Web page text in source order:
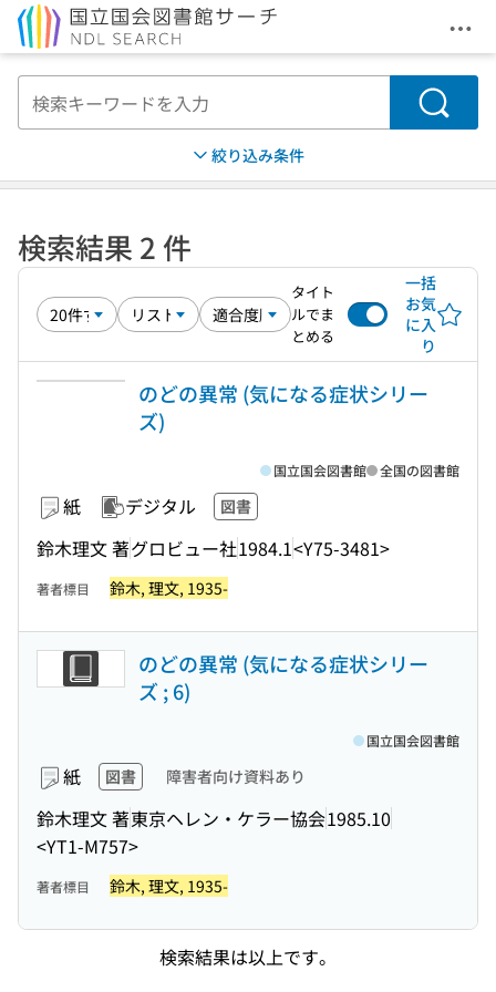
メ
検索
絞り込み条件
検索結果 2 件
タイト
ルでま
とめる
一括
お気
に入
り
のどの異常 (気になる症状シリー
ズ)
紙 デジタル 図書
鈴木理文 著グロビュー社1984.1<Y75-3481>
国立国会図書館 全国の図書館
著者標目 鈴木, 理文, 1935-
のどの異常 (気になる症状シリー
ズ ; 6)
紙 図書 障害者向け資料あり
鈴木理文 著東京ヘレン・ケラー協会1985.10
<YT1-M757>
国立国会図書館
著者標目 鈴木, 理文, 1935-
検索結果は以上です。